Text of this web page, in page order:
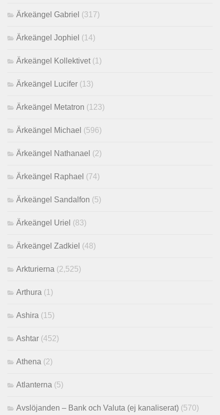
Ärkeängel Gabriel (317)
Ärkeängel Jophiel (14)
Ärkeängel Kollektivet (1)
Ärkeängel Lucifer (13)
Ärkeängel Metatron (123)
Ärkeängel Michael (596)
Ärkeängel Nathanael (2)
Ärkeängel Raphael (74)
Ärkeängel Sandalfon (5)
Ärkeängel Uriel (83)
Ärkeängel Zadkiel (48)
Arkturierna (2,525)
Arthura (1)
Ashira (15)
Ashtar (452)
Athena (2)
Atlanterna (5)
Avslöjanden – Bank och Valuta (ej kanaliserat) (570)